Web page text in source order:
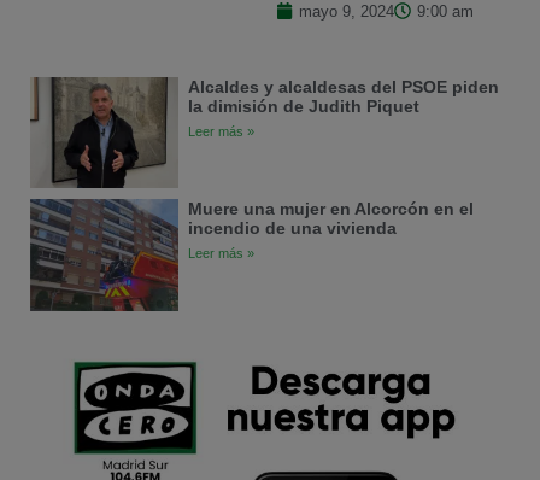
mayo 9, 2024 9:00 am
Alcaldes y alcaldesas del PSOE piden
la dimisión de Judith Piquet
Leer más »
Muere una mujer en Alcorcón en el
incendio de una vivienda
Leer más »